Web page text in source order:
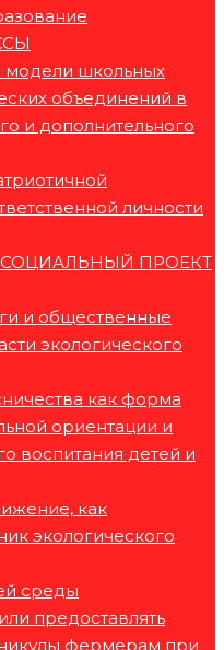
школьных
объединений в
и дополнительного
личности
СОЦИАЛЬНЫЙ ПРОЕКТ
и общественные
экологического
как форма
ориентации и
воспитания детей и
как
экологического
среды
предоставлять
фермерам при